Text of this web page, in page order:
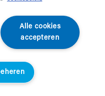
Alle cookies
accepteren